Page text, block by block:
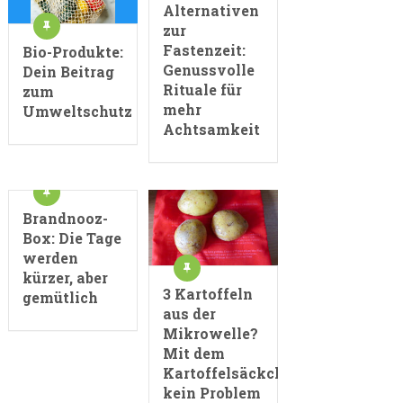
Bio-Produkte:
Dein Beitrag
zum
Umweltschutz
Alternativen
zur
Fastenzeit:
Genussvolle
Rituale für
mehr
Achtsamkeit
Brandnooz-
Box: Die Tage
werden
kürzer, aber
gemütlich
3 Kartoffeln
aus der
Mikrowelle?
Mit dem
Kartoffelsäckchen
kein Problem